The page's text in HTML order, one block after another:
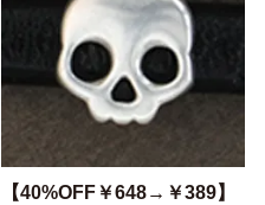
【40%OFF￥648→￥389】